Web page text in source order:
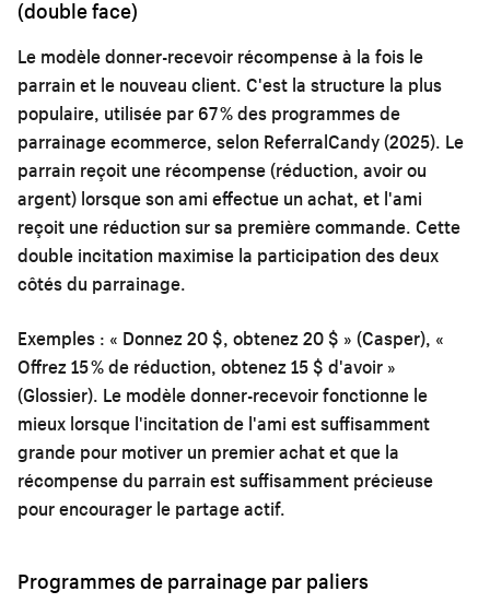
(double face)
Le modèle donner-recevoir récompense à la fois le
parrain et le nouveau client. C'est la structure la plus
populaire, utilisée par 67 % des programmes de
parrainage ecommerce, selon ReferralCandy (2025). Le
parrain reçoit une récompense (réduction, avoir ou
argent) lorsque son ami effectue un achat, et l'ami
reçoit une réduction sur sa première commande. Cette
double incitation maximise la participation des deux
côtés du parrainage.
Exemples : « Donnez 20 $, obtenez 20 $ » (Casper), «
Offrez 15 % de réduction, obtenez 15 $ d'avoir »
(Glossier). Le modèle donner-recevoir fonctionne le
mieux lorsque l'incitation de l'ami est suffisamment
grande pour motiver un premier achat et que la
récompense du parrain est suffisamment précieuse
pour encourager le partage actif.
Programmes de parrainage par paliers